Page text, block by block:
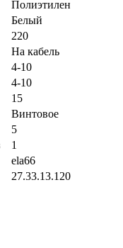
Полиэтилен
Белый
220
На кабель
4-10
4-10
15
Винтовое
5
1
ela66
27.33.13.120